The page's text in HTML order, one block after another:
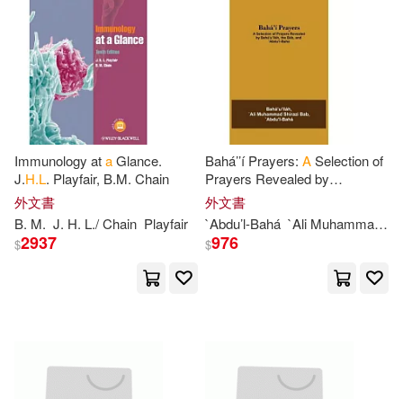
Cook(93)
Jessica H. Mavenport(93)
Kenneth L.(93) L. R.(93)
Murray(93) Comstock(92)
Eugene H.(91)
Barnes(90) Harrison(90)
Love Da Music Taiwan(33)
Ashgate Pub Co(32)
Course Technology Ptr(32)
Globe Pequot Pr(32)
映象國際多媒體股份有限公司(32)
Immunology ataGlance.
J.H.L. Playfair, B.M. Chain
外文書
B. M. J. H. L./ Chain Playfair
$2937
Bahá’’í Prayers: ASelection of
Prayers Revealed by
Bahá’’u’’llá
’’Abdu’’
外文書
`Abdu’l-Bahá `Ali Muhammad Shirazi Bab
$976